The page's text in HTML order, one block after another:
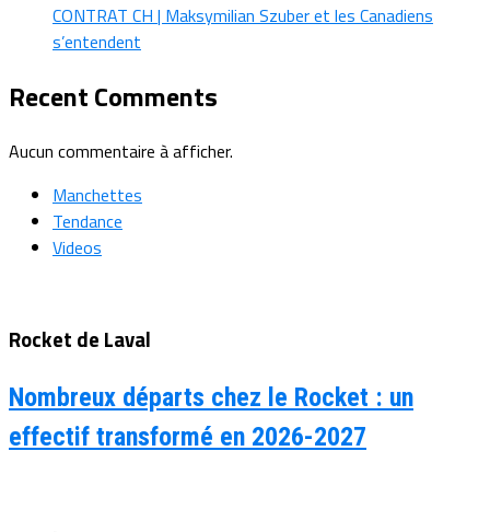
CONTRAT CH | Maksymilian Szuber et les Canadiens
s’entendent
Recent Comments
Aucun commentaire à afficher.
Manchettes
Tendance
Videos
Rocket de Laval
Nombreux départs chez le Rocket : un
effectif transformé en 2026-2027